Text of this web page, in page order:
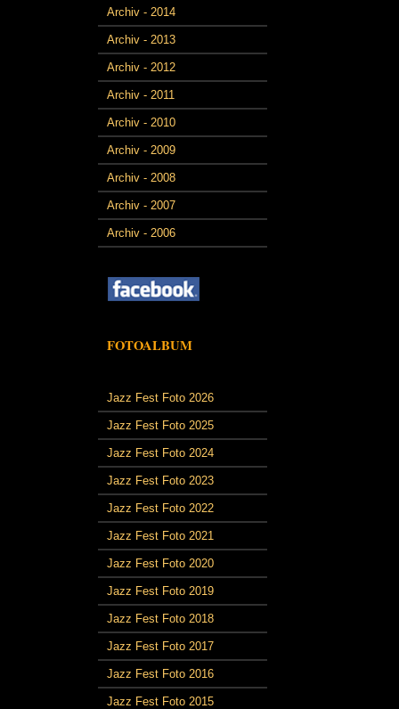
Archiv - 2014
Archiv - 2013
Archiv - 2012
Archiv - 2011
Archiv - 2010
Archiv - 2009
Archiv - 2008
Archiv - 2007
Archiv - 2006
FOTOALBUM
Jazz Fest Foto 2026
Jazz Fest Foto 2025
Jazz Fest Foto 2024
Jazz Fest Foto 2023
Jazz Fest Foto 2022
Jazz Fest Foto 2021
Jazz Fest Foto 2020
Jazz Fest Foto 2019
Jazz Fest Foto 2018
Jazz Fest Foto 2017
Jazz Fest Foto 2016
Jazz Fest Foto 2015